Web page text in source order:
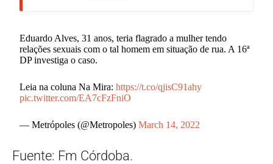
Eduardo Alves, 31 anos, teria flagrado a mulher tendo
relações sexuais com o tal homem em situação de rua. A 16ª
DP investiga o caso.
Leia na coluna Na Mira:https://t.co/qjisC91ahy
pic.twitter.com/EA7cFzFniO
— Metrópoles (@Metropoles)March 14, 2022
Fuente: Fm Córdoba.